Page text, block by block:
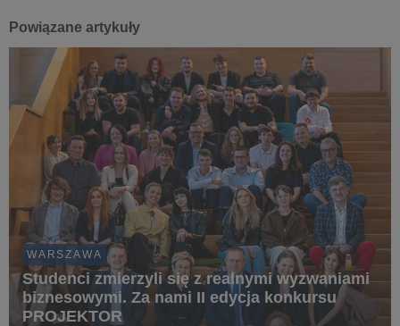
Powiązane artykuły
WARSZAWA
Studenci zmierzyli się z realnymi wyzwaniami
biznesowymi. Za nami II edycja konkursu
PROJEKTOR